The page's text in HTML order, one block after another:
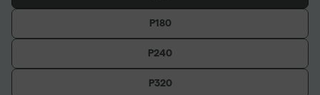
P180
P240
P320